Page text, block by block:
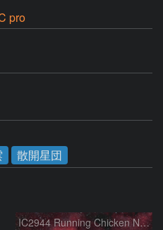
pro
散開星団
IC2944 Running Chicken Nebula